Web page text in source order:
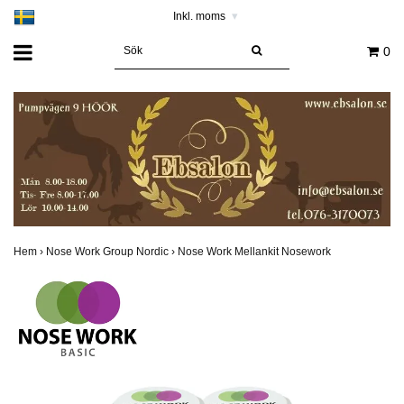
Inkl. moms ▾
0
Hem › Nose Work Group Nordic › Nose Work Mellankit Nosework